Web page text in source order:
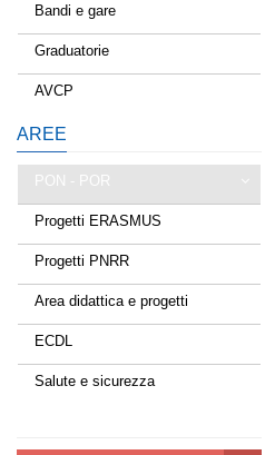
Bandi e gare
Graduatorie
AVCP
AREE
PON - POR
Tessere la rete
Estate a scuola
Scuola d'estate
Progetti ERASMUS
Progetti PNRR
Area didattica e progetti
ECDL
Salute e sicurezza